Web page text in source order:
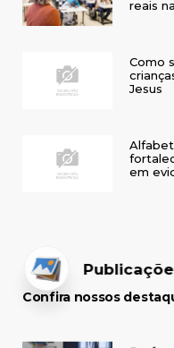
reais
Como
Jesus
em
Confira nossos